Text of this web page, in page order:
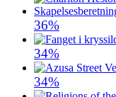
36%
34%
34%